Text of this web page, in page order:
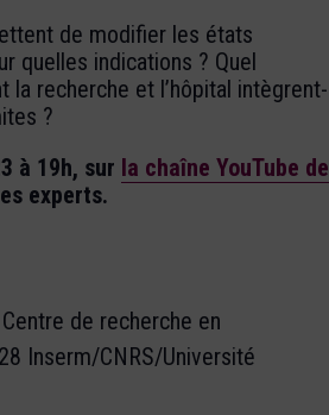
de modifier les états
quelles indications ? Quel
recherche et l’hôpital intègrent-
?
à 19h, sur la chaîne YouTube de
experts.
de recherche en
Inserm/CNRS/Université